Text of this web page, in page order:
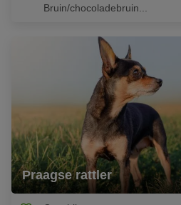
Bruin/chocoladebruin...
Praagse rattler